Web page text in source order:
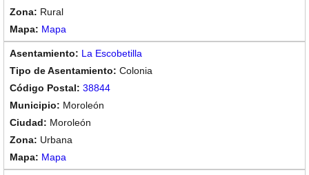
Rural
Mapa
La Escobetilla
Colonia
38844
Moroleón
Moroleón
Urbana
Mapa